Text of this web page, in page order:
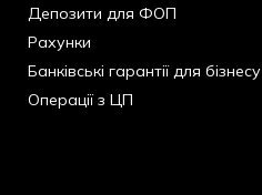
Депозити для ФОП
Рахунки
Банківські гарантії для бізнесу
Операції з ЦП